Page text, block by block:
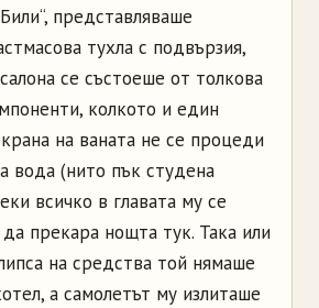
представляваше
тухла с подвързия,
се състоеше от толкова
колкото и един
на ваната не се процеди
вода (нито пък студена
всичко в главата му се
прекара нощта тук. Така или
на средства той нямаше
а самолетът му излиташе